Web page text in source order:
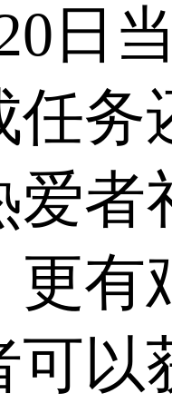
日
任务
爱者
更有
可以